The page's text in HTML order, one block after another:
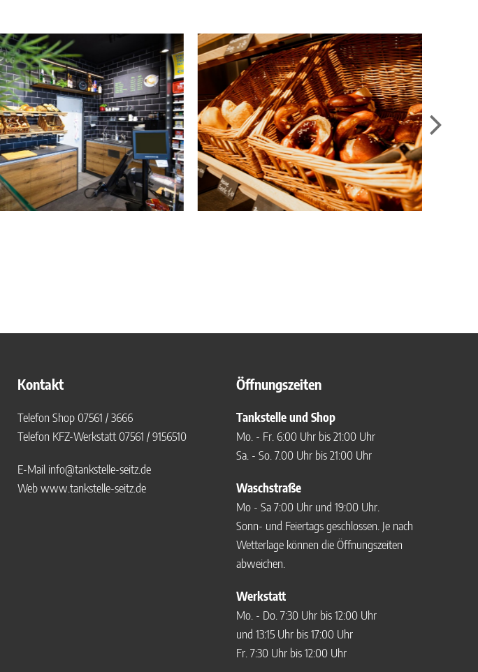
Kontakt
Telefon Shop07561 / 3666
Telefon KFZ-Werkstatt07561 / 9156510
E-Mail info@tankstelle-seitz.de
Webwww.tankstelle-seitz.de
Öffnungszeiten
Tankstelle und Shop
Mo. - Fr. 6:00 Uhr bis 21:00 Uhr
Sa. - So. 7.00 Uhr bis 21:00 Uhr
Waschstraße
Mo - Sa 7:00 Uhr und 19:00 Uhr.
Sonn- und Feiertags geschlossen. Je nach
Wetterlage können die Öffnungszeiten
abweichen.
Werkstatt
Mo. - Do. 7:30 Uhr bis 12:00 Uhr
und 13:15 Uhr bis 17:00 Uhr
Fr. 7:30 Uhr bis 12:00 Uhr